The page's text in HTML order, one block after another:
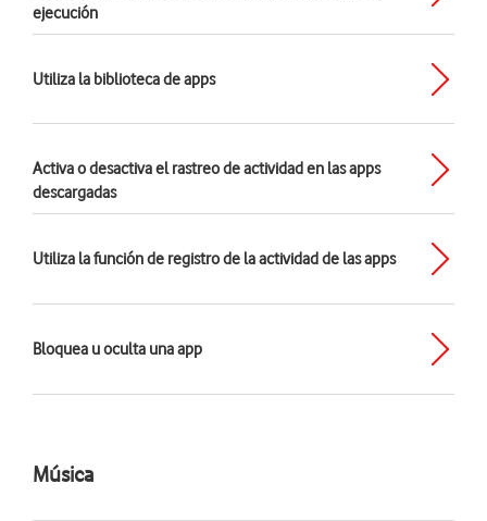
ejecución
Utiliza la biblioteca de apps
Activa o desactiva el rastreo de actividad en las apps
descargadas
Utiliza la función de registro de la actividad de las apps
Bloquea u oculta una app
Música